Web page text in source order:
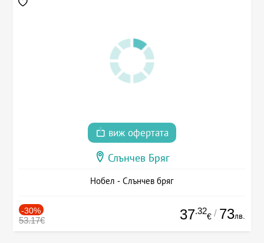
виж офертата
Слънчев Бряг
Нобел - Слънчев бряг
-30%
53.17€ 37.32
€ / 73лв.